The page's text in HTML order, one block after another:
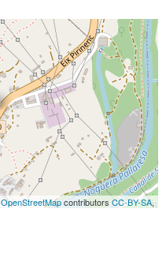
OpenStreetMapcontributors CC-BY-SA,